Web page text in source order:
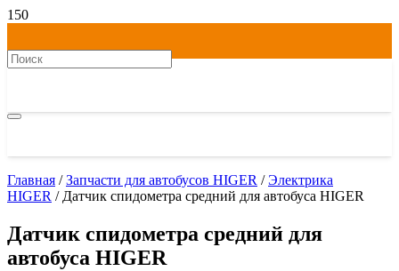
Главная /Запчасти для автобусов HIGER /Электрика
HIGER / Датчик спидометра средний для автобуса HIGER
Датчик спидометра средний для
автобуса HIGER